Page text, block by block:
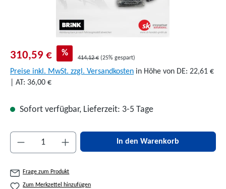
310,59 € % 414,12 € (25% gespart)
Preise inkl. MwSt. zzgl. Versandkosten in Höhe von DE: 22,61 €
| AT: 36,00 €
Sofort verfügbar, Lieferzeit: 3-5 Tage
Produkt Anzahl: Gib den gewünschten Wert
In den Warenkorb
Frage zum Produkt
Zum Merkzettel hinzufügen